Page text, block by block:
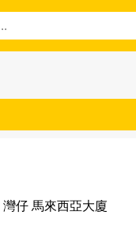
灣仔 馬來西亞大廈